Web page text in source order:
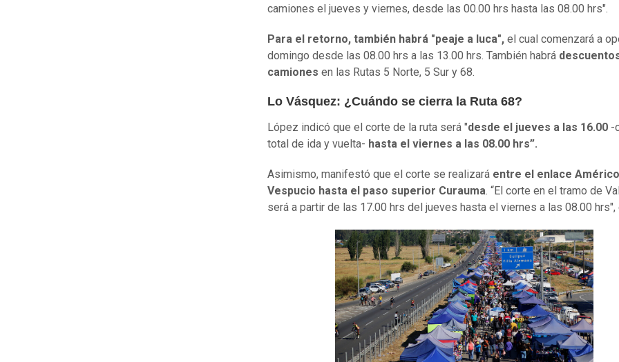
camiones el jueves y viernes, desde las 00.00 hrs hasta las 08.00 hrs".
Para el retorno, también habrá "peaje a luca", el cual comenzará a
domingo desde las 08.00 hrs a las 13.00 hrs. También habrá
camiones en las Rutas 5 Norte, 5 Sur y 68.
Lo Vásquez: ¿Cuándo se cierra la Ruta 68?
López indicó que el corte de la ruta será "desde el jueves a las 16.00 -
total de ida y vuelta- hasta el viernes a las 08.00 hrs”.
Asimismo, manifestó que el corte se realizará entre el enlace Américo
Vespucio hasta el paso superior Curauma. “El corte en el tramo de
será a partir de las 17.00 hrs del jueves hasta el viernes a las 08.00 hrs",